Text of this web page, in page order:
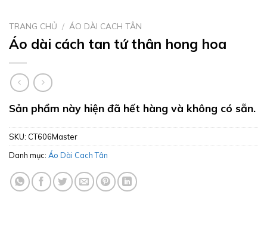
TRANG CHỦ / ÁO DÀI CACH TÂN
Áo dài cách tan tứ thân hong hoa
Sản phẩm này hiện đã hết hàng và không có sẵn.
SKU: CT606Master
Danh mục: Áo Dài Cach Tân